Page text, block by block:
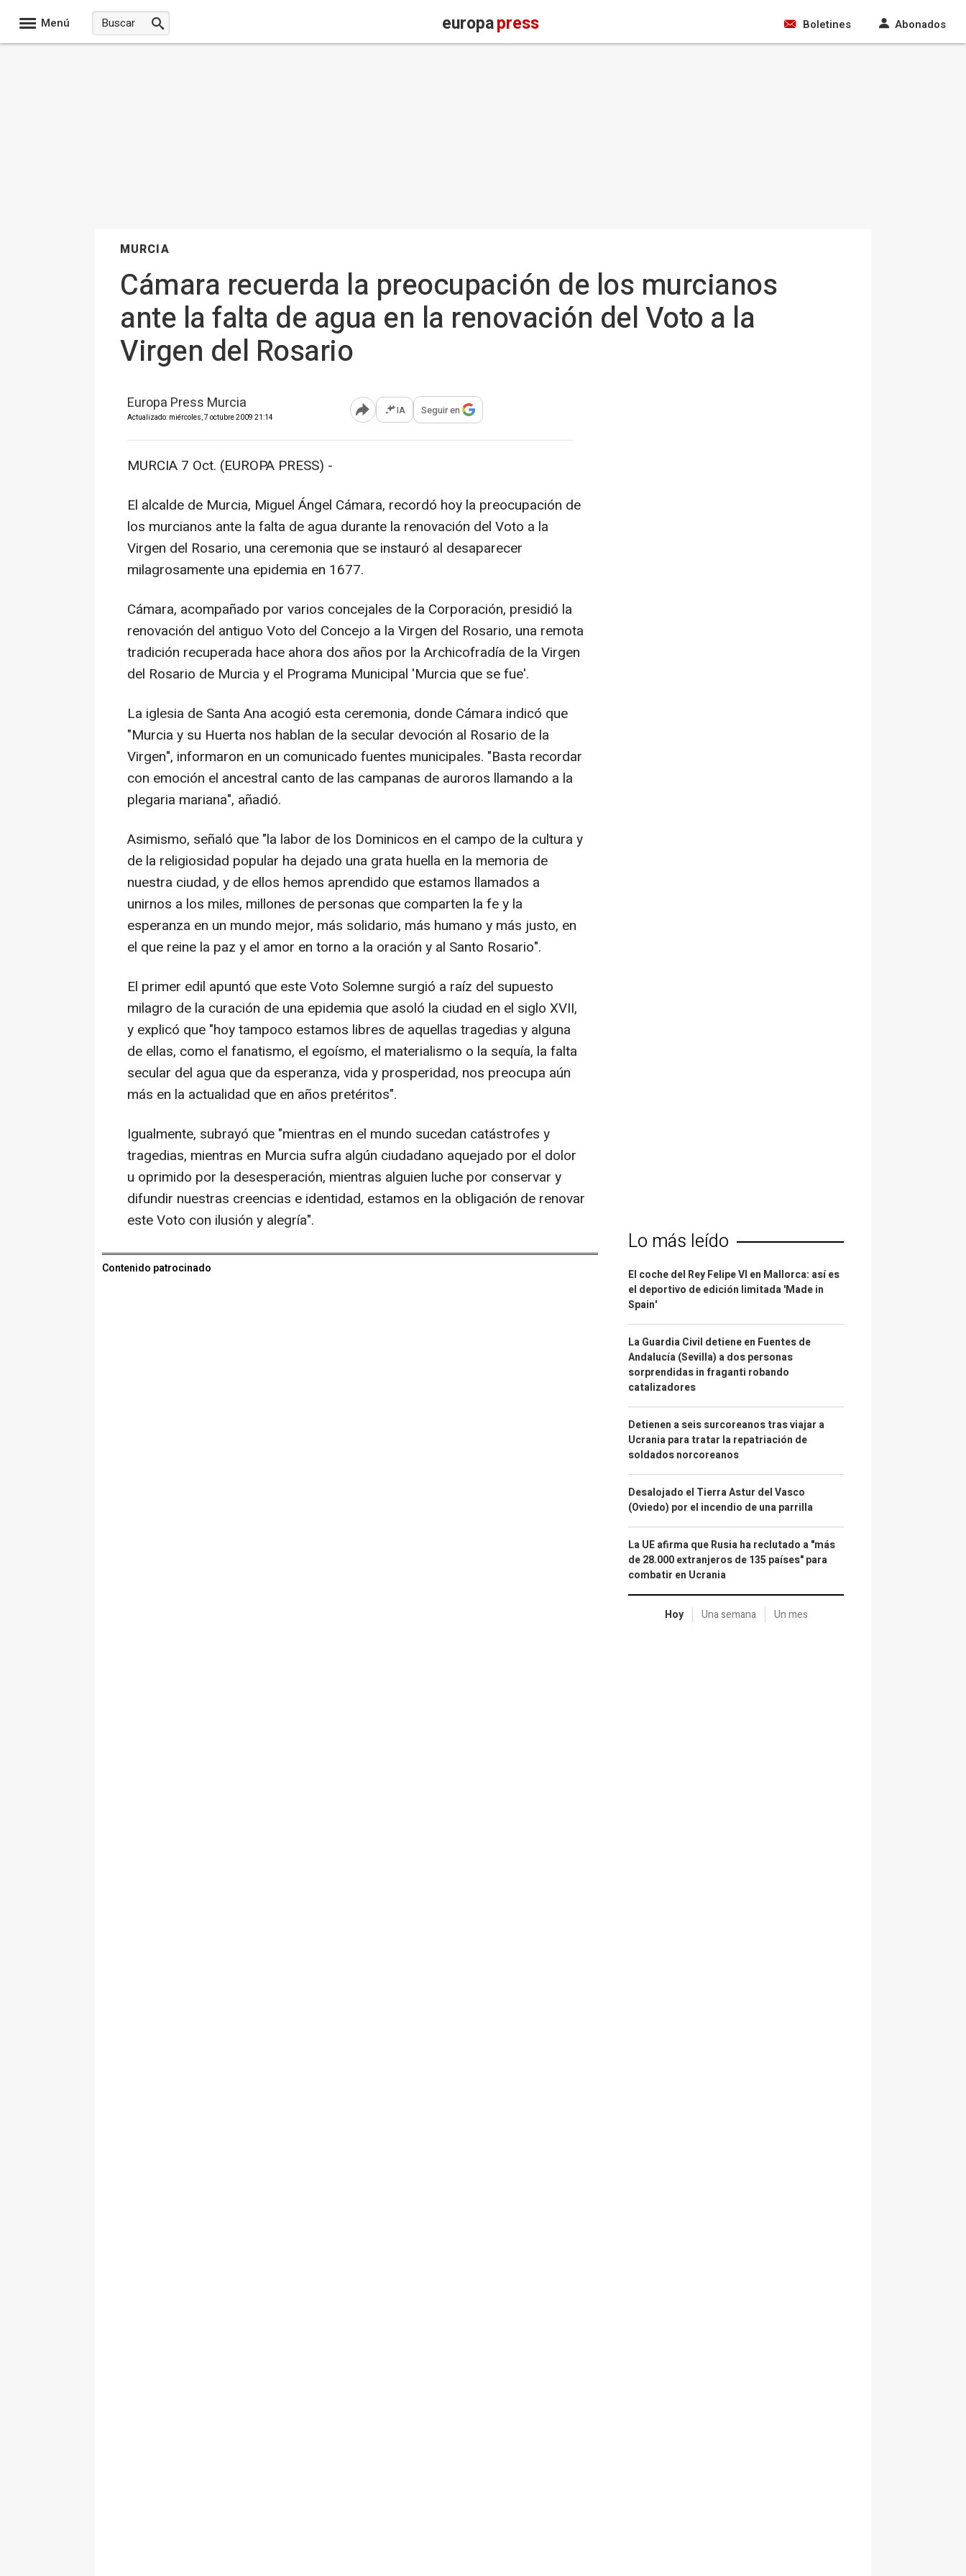
Menú europapress Boletines Abonados
MURCIA
Cámara recuerda la preocupación de los murcianos
ante la falta de agua en la renovación del Voto a la
Virgen del Rosario
Europa Press Murcia
Actualizado: miércoles, 7 octubre 2009 21:14 Abrir opciones para compartir
IA Seguir en
MURCIA 7 Oct. (EUROPA PRESS) -
El alcalde de Murcia, Miguel Ángel Cámara, recordó hoy la preocupación de
los murcianos ante la falta de agua durante la renovación del Voto a la
Virgen del Rosario, una ceremonia que se instauró al desaparecer
milagrosamente una epidemia en 1677.
Cámara, acompañado por varios concejales de la Corporación, presidió la
renovación del antiguo Voto del Concejo a la Virgen del Rosario, una remota
tradición recuperada hace ahora dos años por la Archicofradía de la Virgen
del Rosario de Murcia y el Programa Municipal 'Murcia que se fue'.
La iglesia de Santa Ana acogió esta ceremonia, donde Cámara indicó que
"Murcia y su Huerta nos hablan de la secular devoción al Rosario de la
Virgen", informaron en un comunicado fuentes municipales. "Basta recordar
con emoción el ancestral canto de las campanas de auroros llamando a la
plegaria mariana", añadió.
Asimismo, señaló que "la labor de los Dominicos en el campo de la cultura y
de la religiosidad popular ha dejado una grata huella en la memoria de
nuestra ciudad, y de ellos hemos aprendido que estamos llamados a
unirnos a los miles, millones de personas que comparten la fe y la
esperanza en un mundo mejor, más solidario, más humano y más justo, en
el que reine la paz y el amor en torno a la oración y al Santo Rosario".
El primer edil apuntó que este Voto Solemne surgió a raíz del supuesto
milagro de la curación de una epidemia que asoló la ciudad en el siglo XVII,
y explicó que "hoy tampoco estamos libres de aquellas tragedias y alguna
de ellas, como el fanatismo, el egoísmo, el materialismo o la sequía, la falta
secular del agua que da esperanza, vida y prosperidad, nos preocupa aún
más en la actualidad que en años pretéritos".
Igualmente, subrayó que "mientras en el mundo sucedan catástrofes y
tragedias, mientras en Murcia sufra algún ciudadano aquejado por el dolor
u oprimido por la desesperación, mientras alguien luche por conservar y
difundir nuestras creencias e identidad, estamos en la obligación de renovar
este Voto con ilusión y alegría".
Contenido patrocinado
Lo más leído
El coche del Rey Felipe VI en Mallorca: así es
el deportivo de edición limitada 'Made in
Spain'
La Guardia Civil detiene en Fuentes de
Andalucía (Sevilla) a dos personas
sorprendidas in fraganti robando
catalizadores
Detienen a seis surcoreanos tras viajar a
Ucrania para tratar la repatriación de
soldados norcoreanos
Desalojado el Tierra Astur del Vasco
(Oviedo) por el incendio de una parrilla
La UE afirma que Rusia ha reclutado a "más
de 28.000 extranjeros de 135 países" para
combatir en Ucrania
Hoy Una semana Un mes